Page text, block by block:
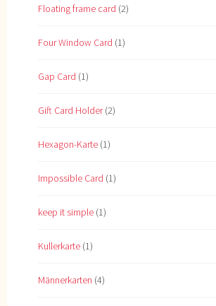
Floating frame card (2)
Four Window Card (1)
Gap Card (1)
Gift Card Holder(2)
Hexagon-Karte (1)
Impossible Card (1)
keep it simple (1)
Kullerkarte (1)
Männerkarten (4)